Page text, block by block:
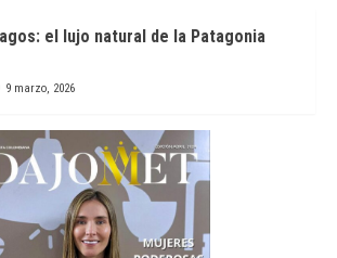
el lujo natural de la Patagonia
9 marzo, 2026